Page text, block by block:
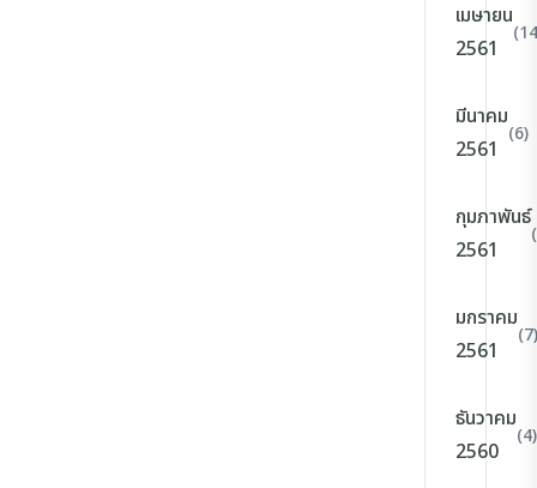
เมษายน
2561
มีนาคม
2561
(6)
กุมภาพันธ์
2561
มกราคม
2561
(7)
ธันวาคม
2560
(4)